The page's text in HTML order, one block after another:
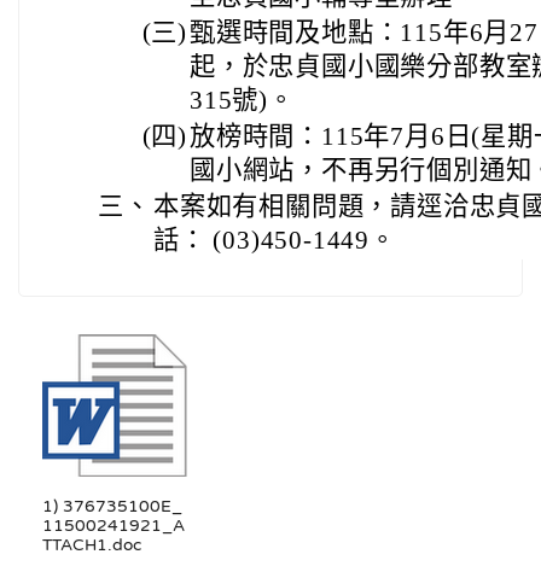
(三) 甄選時間及地點：115年6月
起，於忠貞國小國樂分部教
315號)。
(四) 放榜時間：115年7月6日(星
國小網站，不再另行個別通知
三、 本案如有相關問題，請逕洽忠貞
話： (03)450-1449。
1) 376735100E_
11500241921_A
TTACH1.doc